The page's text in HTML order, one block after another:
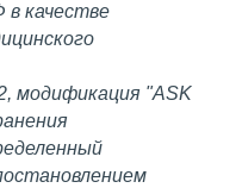
в качестве
модификация "ASK